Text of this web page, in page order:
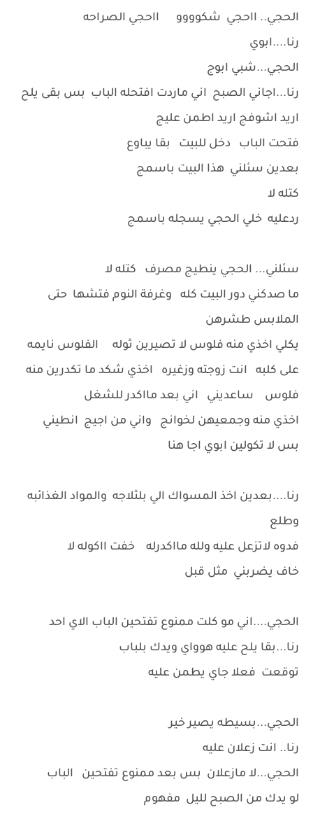
الحجي.. ااحجي شكوووو ااحجي الصراحه
رنا....ابوي
الحجي...شبي ابوج
رنا...اجاني الصبح اني ماردت افتحله الباب بس بقى يلح
اريد اشوفج اريد اطمن عليج
فتحت الباب دخل للبيت بقا يباوع
بعدين سئلني هذا البيت باسمج
كتله لا
ردعليه خلي الحجي يسجله باسمج
سئلني... الحجي ينطيج مصرف كتله لا
ما صدكني دور البيت كله وغرفة النوم فتشها حتى
الملابس طشرهن
يكلي اخذي منه فلوس لا تصيرين ثوله الفلوس نايمه
على كلبه انت زوجته وزغيره اخذي شكد ما تكدرين منه
فلوس ساعديني اني بعد مااكدر للشغل
اخذي منه وجمعيهن لخوانج واني من اجيج انطيني
بس لا تكولين ابوي اجا هنا
رنا....بعدين اخذ المسواك الي بلثلاجه والمواد الغذائبه
وطلع
فدوه لاتزعل عليه ولله مااكدرله خفت ااكوله لا
خاف يضربني مثل قبل
الحجي....اني مو كلت ممنوع تفتحين الباب الاي احد
رنا...بقا يلح عليه هوواي ويدك بلباب
توقعت فعلا جاي يطمن عليه
الحجي...بسيطه يصير خير
رنا.. انت زعلان عليه
الحجي...لا مازعلان بس بعد ممنوع تفتحين الباب
لو يدك من الصبح لليل مفهوم